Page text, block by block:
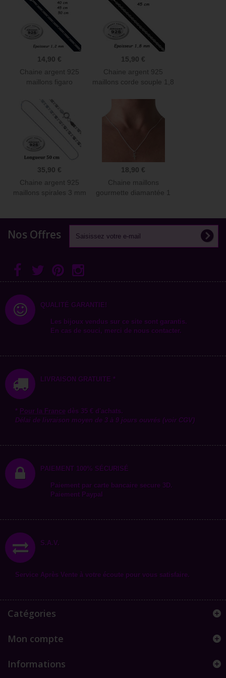
14,90 €
Chaine argent 925
maillons figaro
15,90 €
Chaine argent 925
maillons corde souple 1,8
35,90 €
Chaine argent 925
maillons spirales 3 mm
18,90 €
Chaine maillons
gourmette diamantée 1
Nos Offres
QUALITÉ GARANTIE!
Les bijoux vendus sur ce site sont garantis.
En cas de souci, merci de nous contacter.
LIVRAISON GRATUITE *
* Pour la France dès 35 € d'achats.
Délai de livraison moyen de 3 à 9 jours ouvrés (voir CGV)
PAIEMENT 100% SÉCURISÉ
Paiement par carte bancaire secure 3D.
Paiement Paypal
S.A.V.
Service Après Vente à votre écoute pour vous satisfaire.
Catégories
Mon compte
Informations